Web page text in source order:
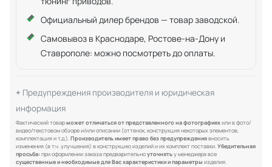
Официальный дилер брендов — товар заводской.
Самовывоз в Краснодаре, Ростове-на-Дону и
Ставрополе: можно посмотреть до оплаты.
Предупреждения производителя и юридическая
информация
Фактический товарможет отличаться от представленного на фотографияхили в фото/
видео/текстовом обзоре и/или описании (оттенок, конструкция некоторых элементов,
комплектация и т.д.).Производитель имеет право без предупреждениявносить
изменения (в т.ч. улучшения) в конструкцию изделий и их комплект поставки.Убедительная
просьба: при оформлении заказа предварительноуточнятьу менеджера все
существенные и необходимые для Вас характеристики и параметры изделия.